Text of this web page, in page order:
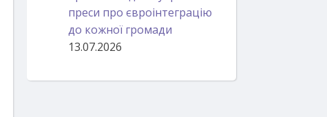
преси про євроінтеграцію
до кожної громади
13.07.2026